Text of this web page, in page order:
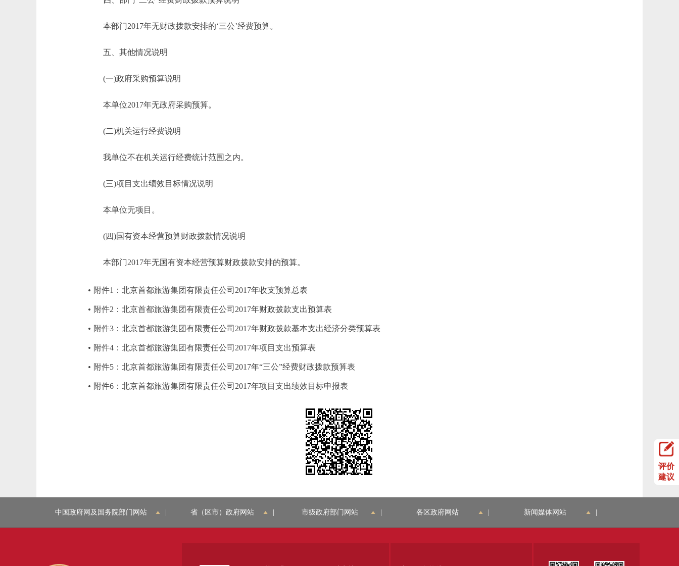
本部门2017年无财政拨款安排的‘三公’经费预算。
五、其他情况说明
(一)政府采购预算说明
本单位2017年无政府采购预算。
(二)机关运行经费说明
我单位不在机关运行经费统计范围之内。
(三)项目支出绩效目标情况说明
本单位无项目。
(四)国有资本经营预算财政拨款情况说明
本部门2017年无国有资本经营预算财政拨款安排的预算。
附件1：北京首都旅游集团有限责任公司2017年收支预算总表
附件2：北京首都旅游集团有限责任公司2017年财政拨款支出预算表
附件3：北京首都旅游集团有限责任公司2017年财政拨款基本支出经济分类预算表
附件4：北京首都旅游集团有限责任公司2017年项目支出预算表
附件5：北京首都旅游集团有限责任公司2017年“三公”经费财政拨款预算表
附件6：北京首都旅游集团有限责任公司2017年项目支出绩效目标申报表
评价
建议
中国政府网及国务院部门网站 省（区市）政府网站 市级政府部门网站 各区政府网站 新闻媒体网站